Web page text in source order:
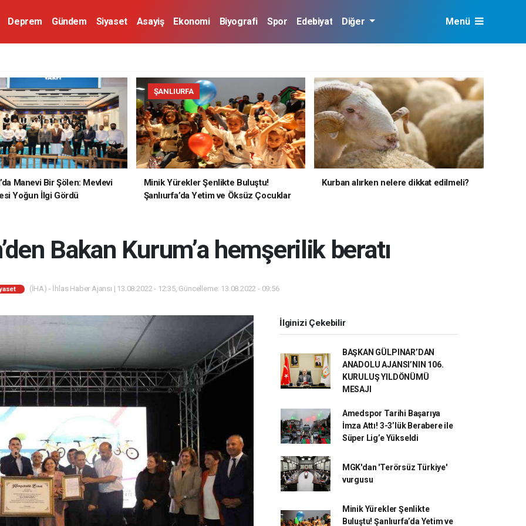
Deprem Gündem Siyaset Asayiş Ekonomi Biyografi Spor Edebiyat Diğer Menü
Manevi Bir Şölen: Mevlevi
Yoğun İlgi Gördü
ŞANLIURFA
Minik Yürekler Şenlikte Buluştu!
Şanlıurfa’da Yetim ve Öksüz Çocuklar
Kurban alırken nelere dikkat edilmeli?
Bakan Kurum’a hemşerilik beratı
(İHA) - İhlas Haber Ajansı | 13.08.2022 - 12:35, Güncelleme: 13.08.2022 - 09:56
İlginizi Çekebilir
BAŞKAN GÜLPINAR’DAN
ANADOLU AJANSI’NIN 106.
KURULUŞ YILDÖNÜMÜ
MESAJI
Amedspor Tarihi Başarıya
İmza Attı! 3-3’lük Berabere ile
Süper Lig’e Yükseldi
MGK'dan 'Terörsüz Türkiye'
vurgusu
Minik Yürekler Şenlikte
Buluştu! Şanlıurfa’da Yetim ve